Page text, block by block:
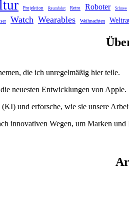
Projektion Raumfahrt Retro Roboter Schnee
Watch Wearables Weihnachten
die ich unregelmäßig hier teile.
neuesten Entwicklungen von Apple.
und erforsche, wie sie unsere
innovativen Wegen, um Marken